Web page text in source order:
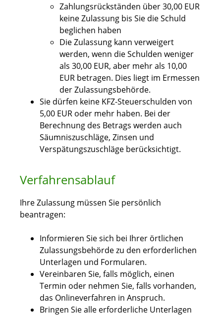
Zahlungsrückständen über 30,00 EUR
keine Zulassung bis Sie die Schuld
beglichen haben
Die Zulassung kann verweigert
werden, wenn die Schulden weniger
als 30,00 EUR, aber mehr als 10,00
EUR betragen. Dies liegt im Ermessen
der Zulassungsbehörde.
Sie dürfen keine KFZ-Steuerschulden von
5,00 EUR oder mehr haben. Bei der
Berechnung des Betrags werden auch
Säumniszuschläge, Zinsen und
Verspätungszuschläge berücksichtigt.
Verfahrensablauf
Ihre Zulassung müssen Sie persönlich
beantragen:
Informieren Sie sich bei Ihrer örtlichen
Zulassungsbehörde zu den erforderlichen
Unterlagen und Formularen.
Vereinbaren Sie, falls möglich, einen
Termin oder nehmen Sie, falls vorhanden,
das Onlineverfahren in Anspruch.
Bringen Sie alle erforderliche Unterlagen